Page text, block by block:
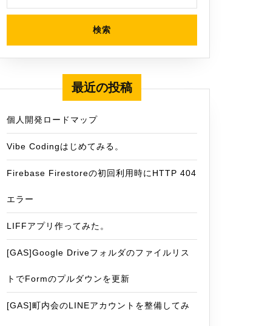
最近の投稿
個人開発ロードマップ
Vibe Codingはじめてみる。
Firebase Firestoreの初回利用時にHTTP 404
エラー
LIFFアプリ作ってみた。
[GAS]Google Driveフォルダのファイルリス
トでFormのプルダウンを更新
[GAS]町内会のLINEアカウントを整備してみ